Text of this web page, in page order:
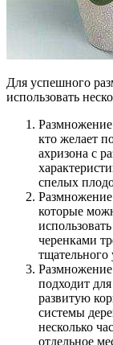
Для успешного
использовать
кто желает
ахризона с
спелых
Размножение
которые
черенками
тщательного
подходит
развитую
системы
несколько
отдельное